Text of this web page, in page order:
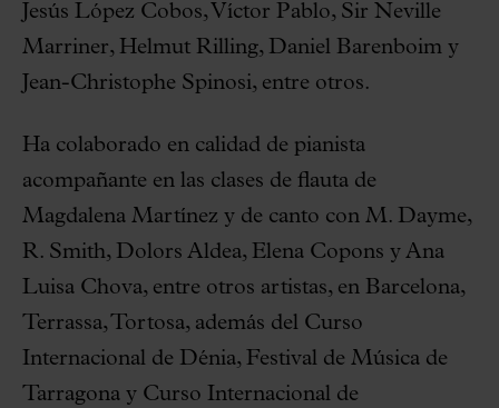
Jesús López Cobos, Víctor Pablo, Sir Neville
Marriner, Helmut Rilling, Daniel Barenboim y
Jean-Christophe Spinosi, entre otros.
Ha colaborado en calidad de pianista
acompañante en las clases de flauta de
Magdalena Martínez y de canto con M. Dayme,
R. Smith, Dolors Aldea, Elena Copons y Ana
Luisa Chova, entre otros artistas, en Barcelona,
Terrassa, Tortosa, además del Curso
Internacional de Dénia, Festival de Música de
Tarragona y Curso Internacional de